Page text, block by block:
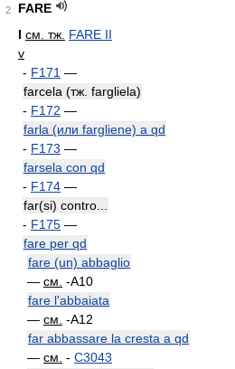
2
FARE
I см. тж. FARE II
v
- F171 —
farcela (тж. fargliela)
- F172 —
farla (или fargliene) a qd
- F173 —
farsela con qd
- F174 —
far(si) contro...
- F175 —
fare per qd
fare (un) abbaglio
— см. -A10
fare l'abbaiata
— см. -A12
far abbassare la cresta a qd
— см. - C3043